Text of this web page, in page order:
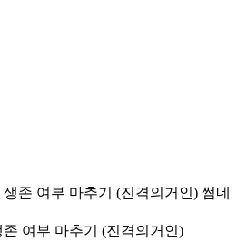
여부 마추기 (진격의거인)